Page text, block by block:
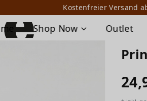
Kostenfreier Versand
Shop Now Outlet